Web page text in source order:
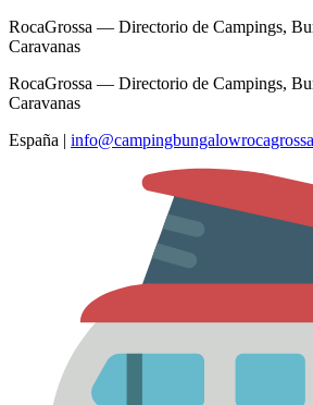
RocaGrossa — Directorio de Campings,
Caravanas
RocaGrossa — Directorio de Campings,
Caravanas
España |